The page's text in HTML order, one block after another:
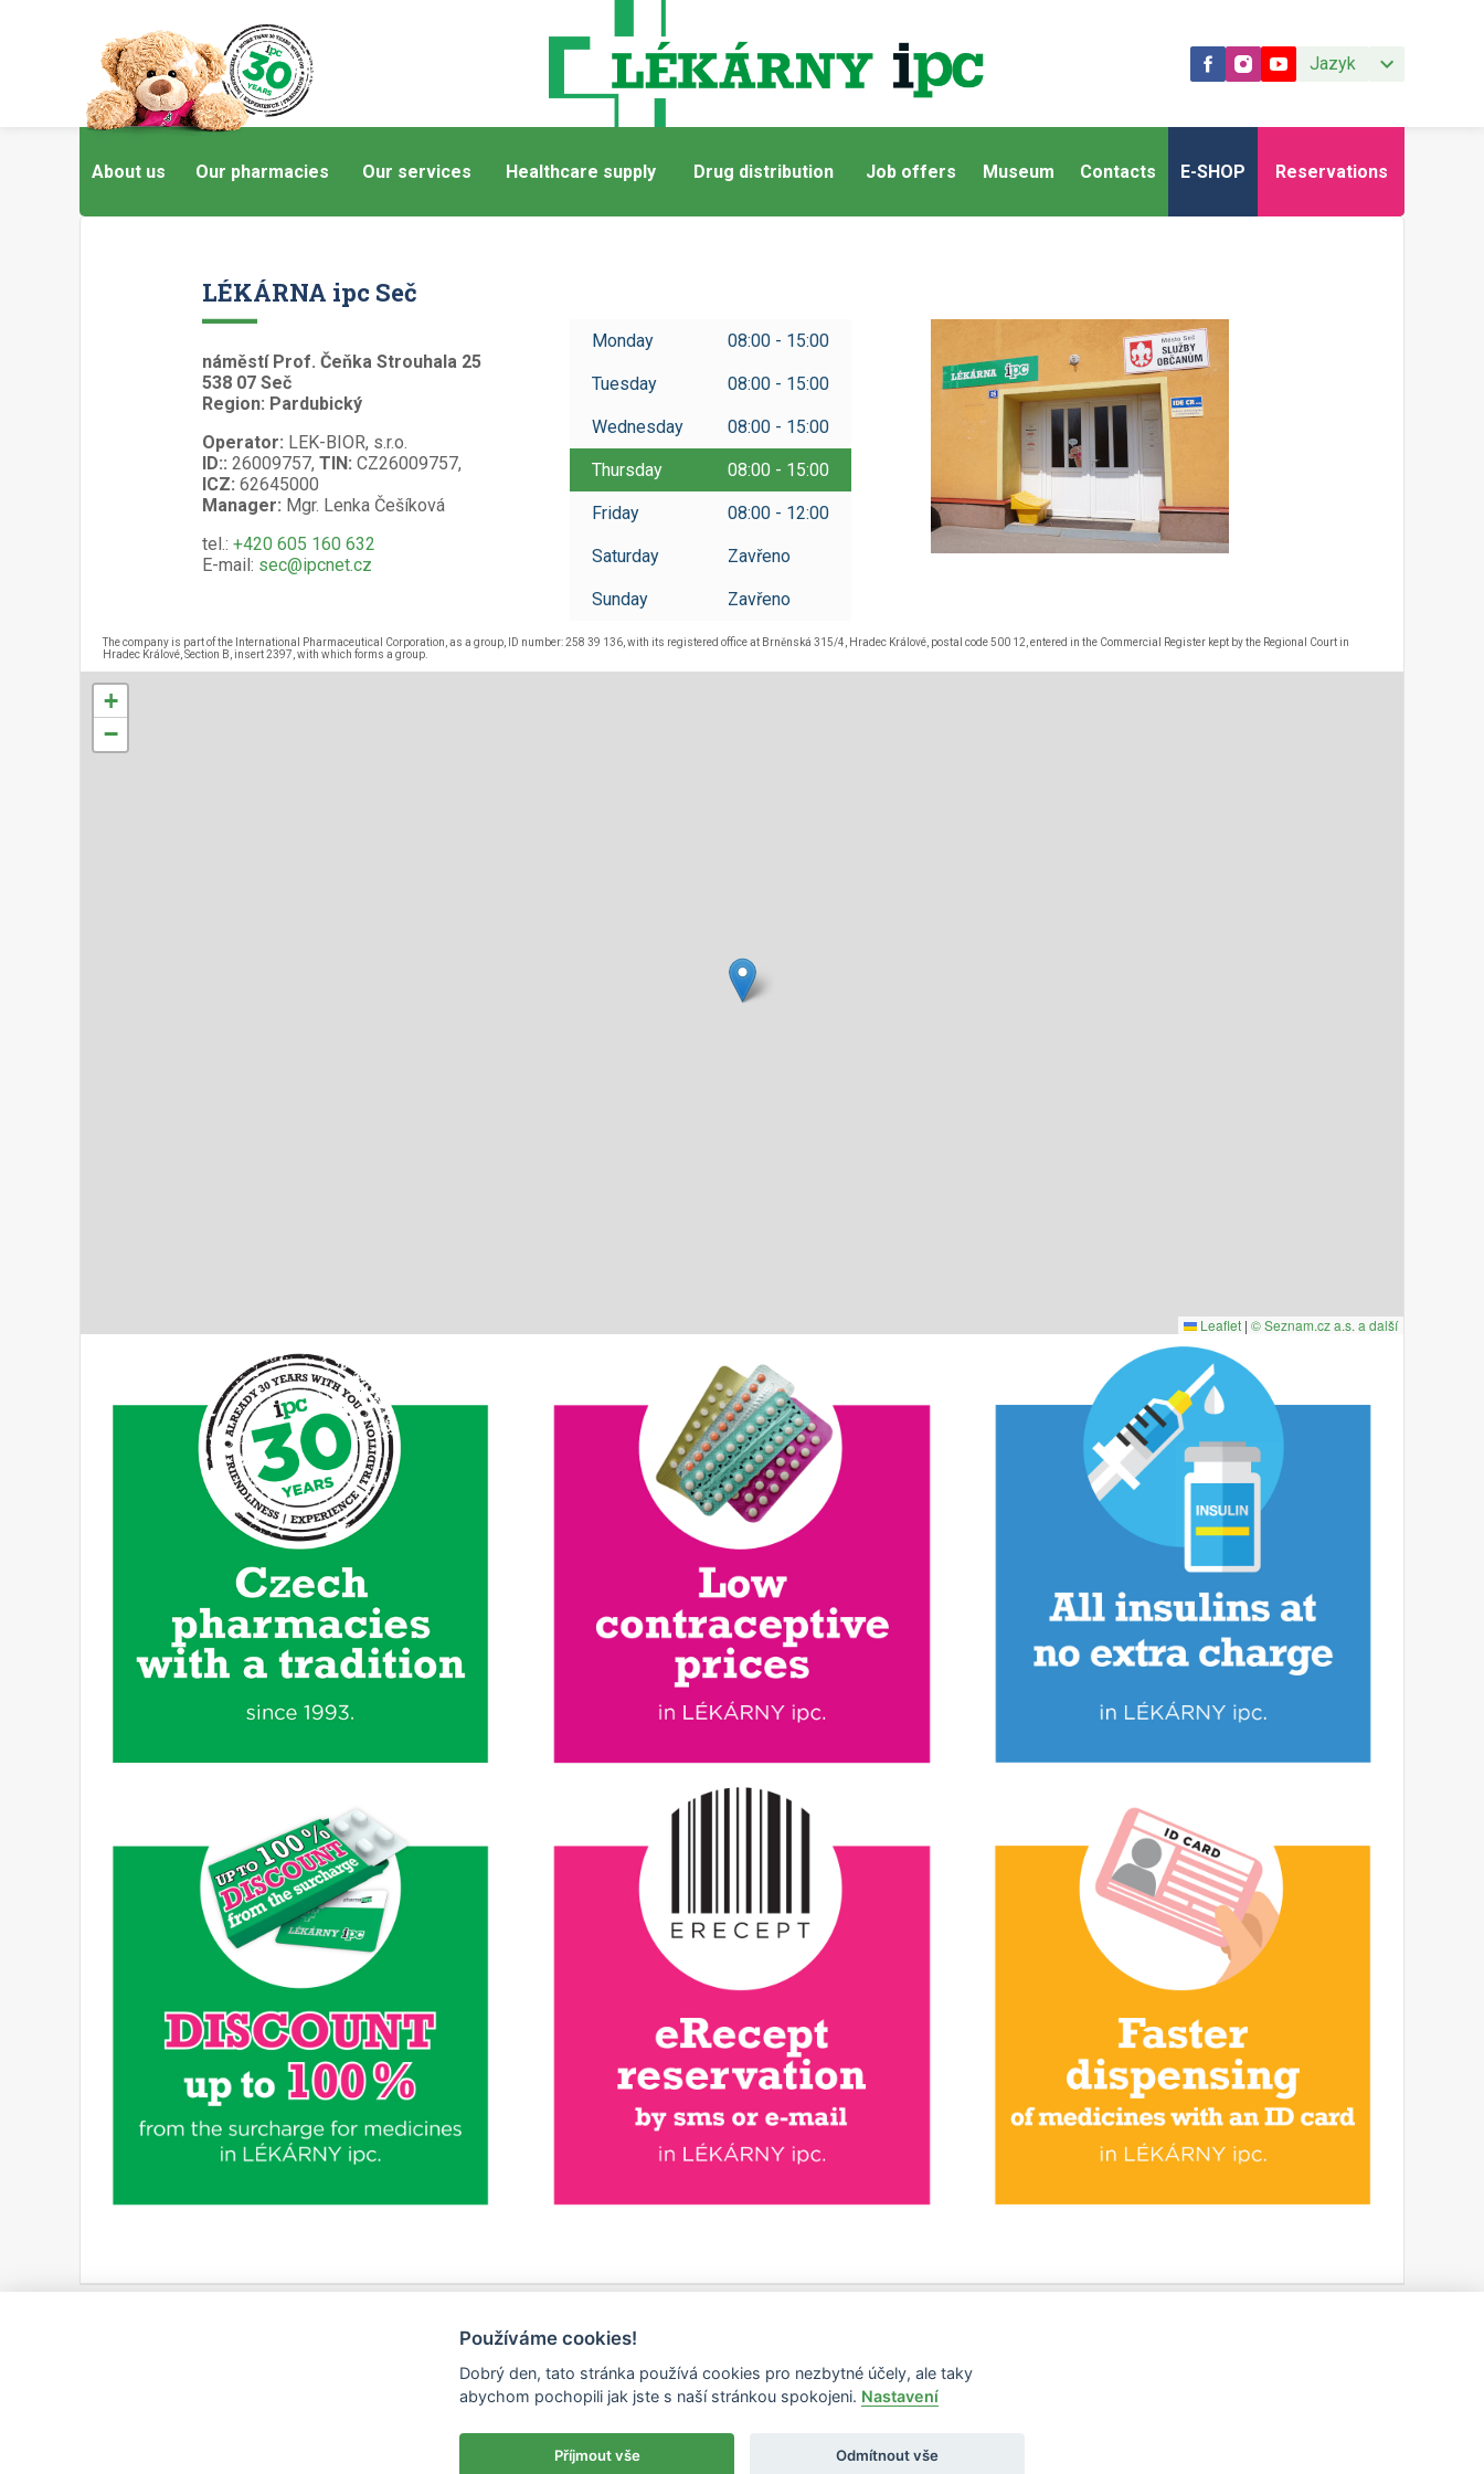
Jazyk
About us Our pharmacies Our services Healthcare supply Drug distribution Job offers Museum Contacts E-SHOP Reservations
LÉKÁRNA ipc Seč
náměstí Prof. Čeňka Strouhala 25
538 07 Seč
Region: Pardubický
Operator: LEK-BIOR, s.r.o.
ID:: 26009757, TIN: CZ26009757,
ICZ: 62645000
Manager: Mgr. Lenka Češíková
tel.: +420 605 160 632
E-mail: sec@ipcnet.cz
Monday 08:00 - 15:00
Tuesday 08:00 - 15:00
Wednesday 08:00 - 15:00
Thursday 08:00 - 15:00
Friday 08:00 - 12:00
Saturday Zavřeno
Sunday Zavřeno
The company is part of the International Pharmaceutical Corporation, as a group, ID number: 258 39 136, with its registered office at Brněnská 315/4, Hradec Králové, postal code 500 12, entered in the Commercial Register kept by the Regional Court in
Hradec Králové, Section B, insert 2397, with which forms a group.
+
−
Leaflet | © Seznam.cz a.s. a další
Používáme cookies!
Dobrý den, tato stránka používá cookies pro nezbytné účely, ale taky
abychom pochopili jak jste s naší stránkou spokojeni. Nastavení
Příjmout vše Odmítnout vše